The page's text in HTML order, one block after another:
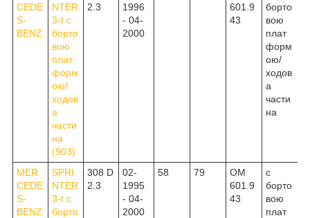
CEDE
S-
BENZ
NTER
3-t c
борто
вою
плат
форм
ою/
ходов
а
части
на
(903)
2.3
1996
- 04-
2000
601.9
43
борто
вою
плат
форм
ою/
ходов
а
части
на
MER
CEDE
S-
BENZ
SPRI
NTER
3-t c
борто
308 D
2.3
02-
1995
- 04-
2000
58 79
OM
601.9
43
c
борто
вою
плат